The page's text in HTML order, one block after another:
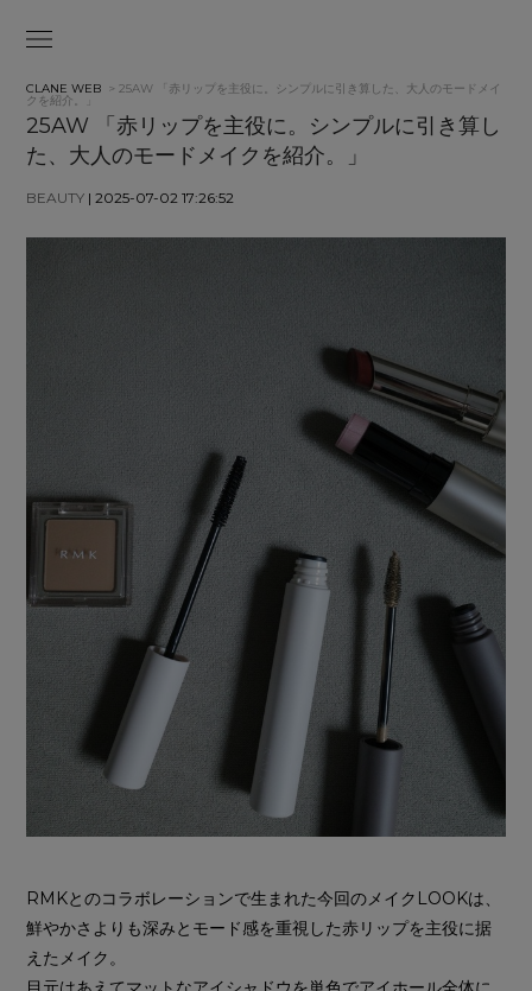
CLANE WEB > 25AW 「赤リップを主役に。シンプルに引き算した、大人のモードメイ
クを紹介。」
25AW 「赤リップを主役に。シンプルに引き算し
た、大人のモードメイクを紹介。」
BEAUTY | 2025-07-02 17:26:52
RMKとのコラボレーションで生まれた今回のメイクLOOKは、
鮮やかさよりも深みとモード感を重視した赤リップを主役に据
えたメイク。